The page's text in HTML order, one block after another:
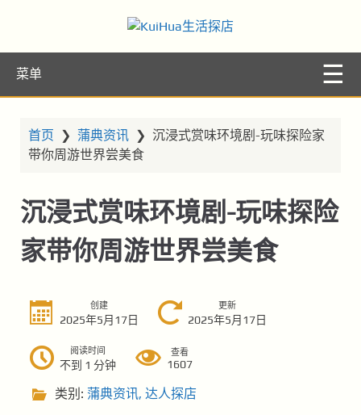
KuiHua生活探
店
菜单
首页 ❯ 蒲典资讯 ❯ 沉浸式赏味环境剧-玩味探险家
带你周游世界尝美食
沉浸式赏味环境剧-玩味探险
家带你周游世界尝美食
创建
2025年5月17日
更新
2025年5月17日
阅读时间
不到 1 分钟
查看
1607
类别: 蒲典资讯, 达人探店